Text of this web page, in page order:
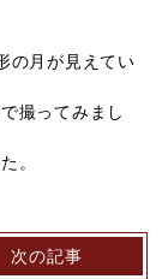
の月が見えてい
撮ってみまし
。
次の記事